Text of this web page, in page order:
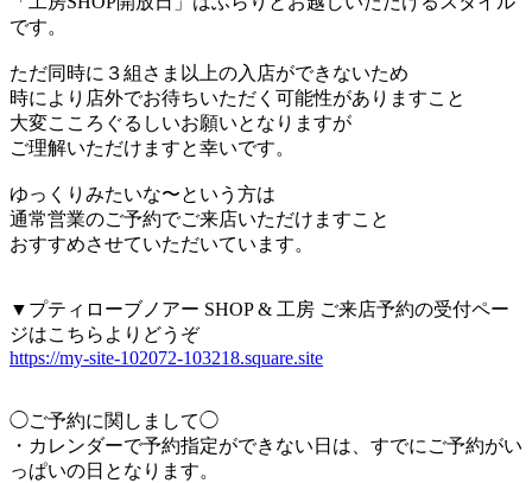
です。
ただ同時に３組さま以上の入店ができないため
時により店外でお待ちいただく可能性がありますこと
大変こころぐるしいお願いとなりますが
ご理解いただけますと幸いです。
ゆっくりみたいな〜という方は
通常営業のご予約でご来店いただけますこと
おすすめさせていただいています。
▼プティローブノアー SHOP & 工房 ご来店予約の受付ペー
ジはこちらよりどうぞ
https://my-site-102072-103218.square.site
◯ご予約に関しまして◯
・カレンダーで予約指定ができない日は、すでにご予約がい
っぱいの日となります。